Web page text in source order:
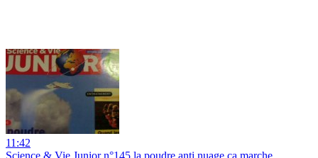
11:42
Science & Vie Junior n°145 la poudre anti nuage ça marche